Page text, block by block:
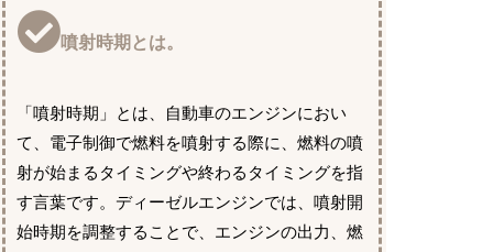
噴射時期とは。
「噴射時期」とは、自動車のエンジンにおい
て、電子制御で燃料を噴射する際に、燃料の噴
射が始まるタイミングや終わるタイミングを指
す言葉です。ディーゼルエンジンでは、噴射開
始時期を調整することで、エンジンの出力、燃